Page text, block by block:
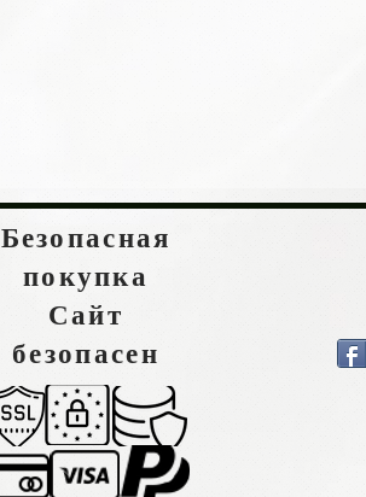
Безопасная
покупка
Сайт
безопасен